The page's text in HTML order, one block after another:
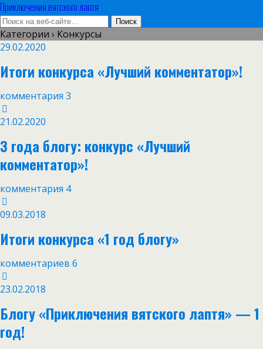
Приключения вятского лаптя
Категории › Конкурсы
29.02.2020
Итоги конкурса «Лучший комментатор»!
комментария 3
21.02.2020
3 года блогу: конкурс «Лучший
комментатор»!
комментария 4
09.03.2018
Итоги конкурса «1 год блогу»
комментариев 6
23.02.2018
Блогу «Приключения вятского лаптя» — 1
год!